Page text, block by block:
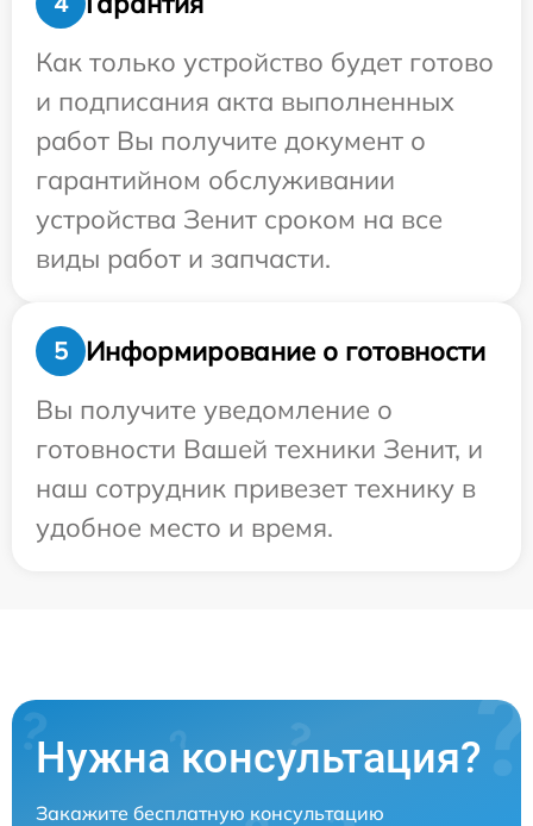
Как только устройство будет готово
и подписания акта выполненных
работ Вы получите документ о
гарантийном обслуживании
устройства Зенит сроком на все
виды работ и запчасти.
5
Информирование о готовности
Вы получите уведомление о
готовности Вашей техники Зенит, и
наш сотрудник привезет технику в
удобное место и время.
Нужна консультация?
Закажите бесплатную консультацию